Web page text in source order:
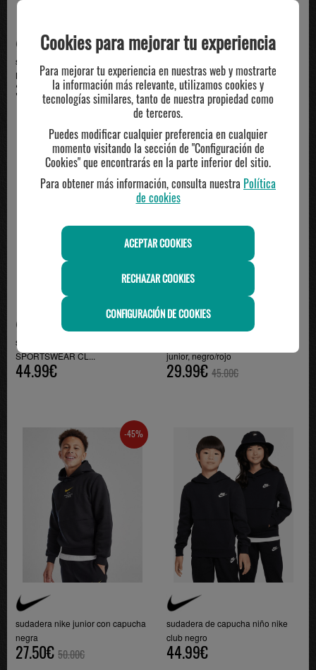
sudadera con capucha junior
NIKE SPORTSWEAR CLU...
39.95€ 50.00€
NIKE SPORTSWEAR CLU...
39.95€ 50.00€
sudadera con capucha nike junior
SPORTSWEAR CL...
44.99€
junior, negro/rojo
29.99€ 45.00€
-45%
sudadera nike junior con capucha
negra
27.50€ 50.00€
sudadera de capucha niño nike
club negro
44.99€
Cookies para mejorar tu experiencia
Para mejorar tu experiencia en nuestras web y mostrarte
la información más relevante, utilizamos cookies y
tecnologías similares, tanto de nuestra propiedad como
de terceros.
Puedes modificar cualquier preferencia en cualquier
momento visitando la sección de "Configuración de
Cookies" que encontrarás en la parte inferior del sitio.
Para obtener más información, consulta nuestra Política
de cookies
ACEPTAR COOKIES
RECHAZAR COOKIES
CONFIGURACIÓN DE COOKIES